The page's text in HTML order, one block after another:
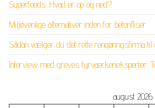
Superfoods: Hvad er op og ned?
Miljøvenlige alternativer inden for betonfliser
Sådan vælger du det rette rengøringsfirma til
Interview med greves fyrværkerieksperter:
august 2026